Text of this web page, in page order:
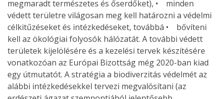
megmaradt természetes és őserdőket), • minden
védett területre világosan meg kell határozni a védelmi
célkitűzéseket és intézkedéseket, továbbá • bővíteni
kell az ökológiai folyosók hálózatát. A további védett
területek kijelölésére és a kezelési tervek készítésére
vonatkozóan az Európai Bizottság még 2020-ban kiad
egy útmutatót. A stratégia a biodiverzitás védelmét az
alábbi intézkedésekkel tervezi megvalósítani (az